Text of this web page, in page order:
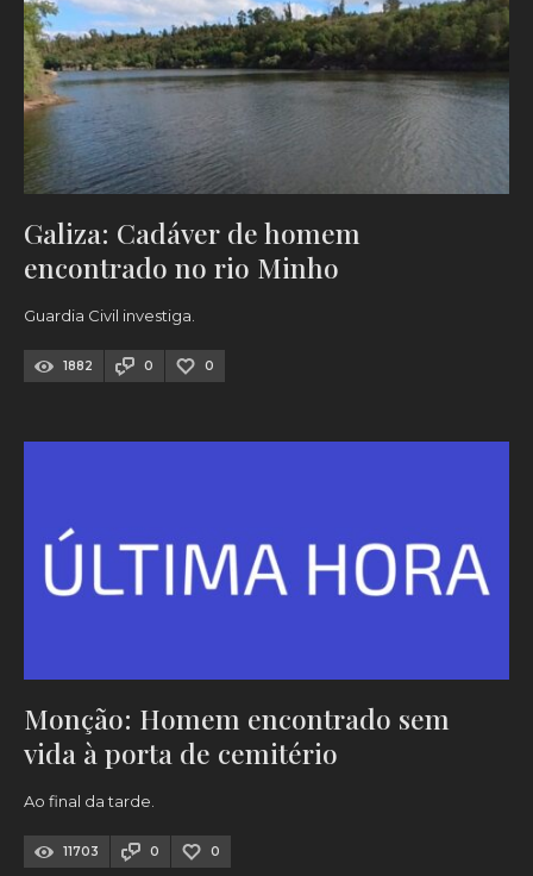
Galiza: Cadáver de homem
encontrado no rio Minho
Guardia Civil investiga.
1882 0 0
Monção: Homem encontrado sem
vida à porta de cemitério
Ao final da tarde.
11703 0 0